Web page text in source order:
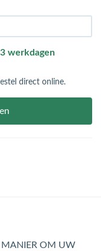
werkdagen
direct online.
MANIER OM UW